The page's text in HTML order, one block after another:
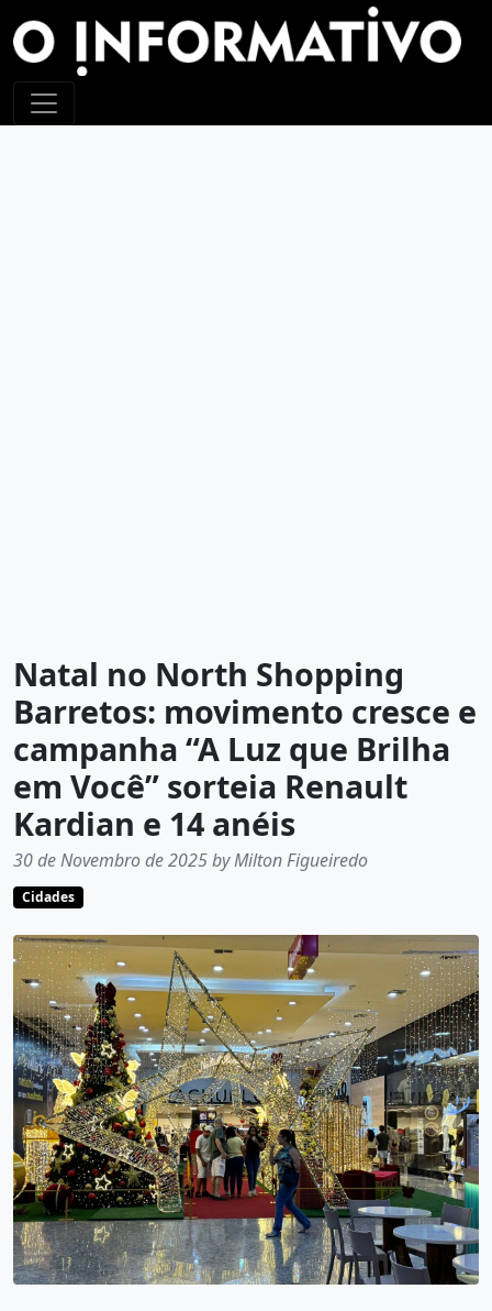
Natal no North Shopping
Barretos: movimento cresce e
campanha “A Luz que Brilha
em Você” sorteia Renault
Kardian e 14 anéis
30 de Novembro de 2025 by Milton Figueiredo
Cidades